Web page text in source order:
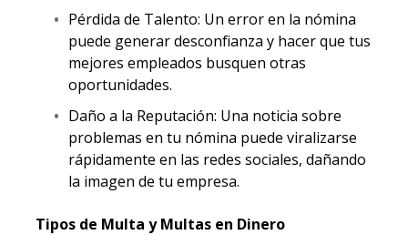
Pérdida de Talento: Un error en la nómina
puede generar desconfianza y hacer que tus
mejores empleados busquen otras
oportunidades.
Daño a la Reputación: Una noticia sobre
problemas en tu nómina puede viralizarse
rápidamente en las redes sociales, dañando
la imagen de tu empresa.
Tipos de Multa y Multas en Dinero